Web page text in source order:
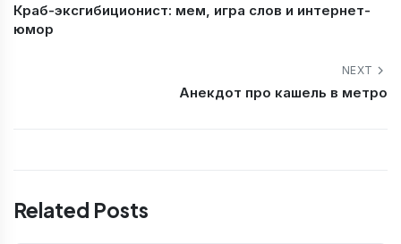
Краб-эксгибиционист: мем, игра слов и интернет-
юмор
NEXT
Анекдот про кашель в метро
Related Posts